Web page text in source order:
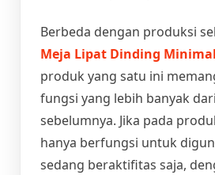
Berbeda dengan produksi
Meja Lipat Dinding
produk yang satu ini
fungsi yang lebih banyak
sebelumnya. Jika pada
hanya berfungsi untuk
sedang beraktifitas saja,